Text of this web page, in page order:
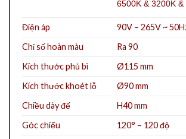
6500K & 3200K &
Điện áp
90V – 265V ~
Chỉ số hoàn màu
Ra 90
Kích thước phủ bì
Ø115 mm
Kích thước khoét lỗ
Ø90mm
Chiều dày đế
H40 mm
Góc chiếu
120° – 120 độ